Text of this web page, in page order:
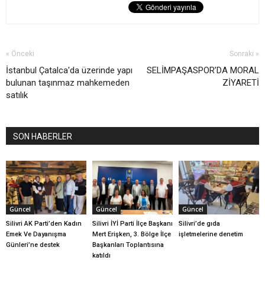
« Önceki
İstanbul Çatalca'da üzerinde yapı
bulunan taşınmaz mahkemeden
satılık
Sonraki »
SELİMPAŞASPOR’DA MORAL
ZİYARETİ
SON HABERLER
Güncel
Silivri AK Parti’den Kadın
Emek Ve Dayanışma
Günleri’ne destek
Güncel
Silivri İYİ Parti İlçe Başkanı
Mert Erişken, 3. Bölge İlçe
Başkanları Toplantısına
katıldı
Güncel
Silivri’de gıda
işletmelerine denetim